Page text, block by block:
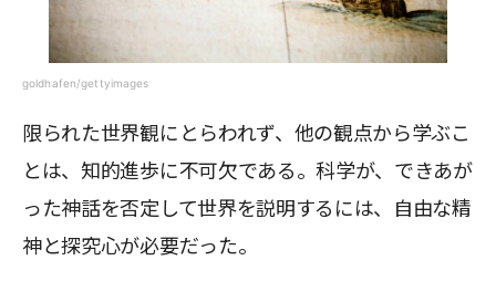
goldhafen/gettyimages
限られた世界観にとらわれず、他の観点から学ぶこ
とは、知的進歩に不可欠である。科学が、できあが
った神話を否定して世界を説明するには、自由な精
神と探究心が必要だった。